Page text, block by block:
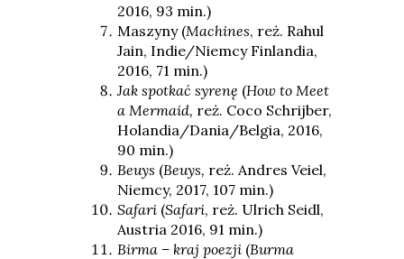
2016, 93 min.)
Maszyny (Machines, reż. Rahul
Jain, Indie/Niemcy Finlandia,
2016, 71 min.)
Jak spotkać syrenę (How to Meet
a Mermaid, reż. Coco Schrijber,
Holandia/Dania/Belgia, 2016,
90 min.)
Beuys (Beuys, reż. Andres Veiel,
Niemcy, 2017, 107 min.)
Safari(Safari, reż. Ulrich Seidl,
Austria 2016, 91 min.)
Birma – kraj poezji(Burma